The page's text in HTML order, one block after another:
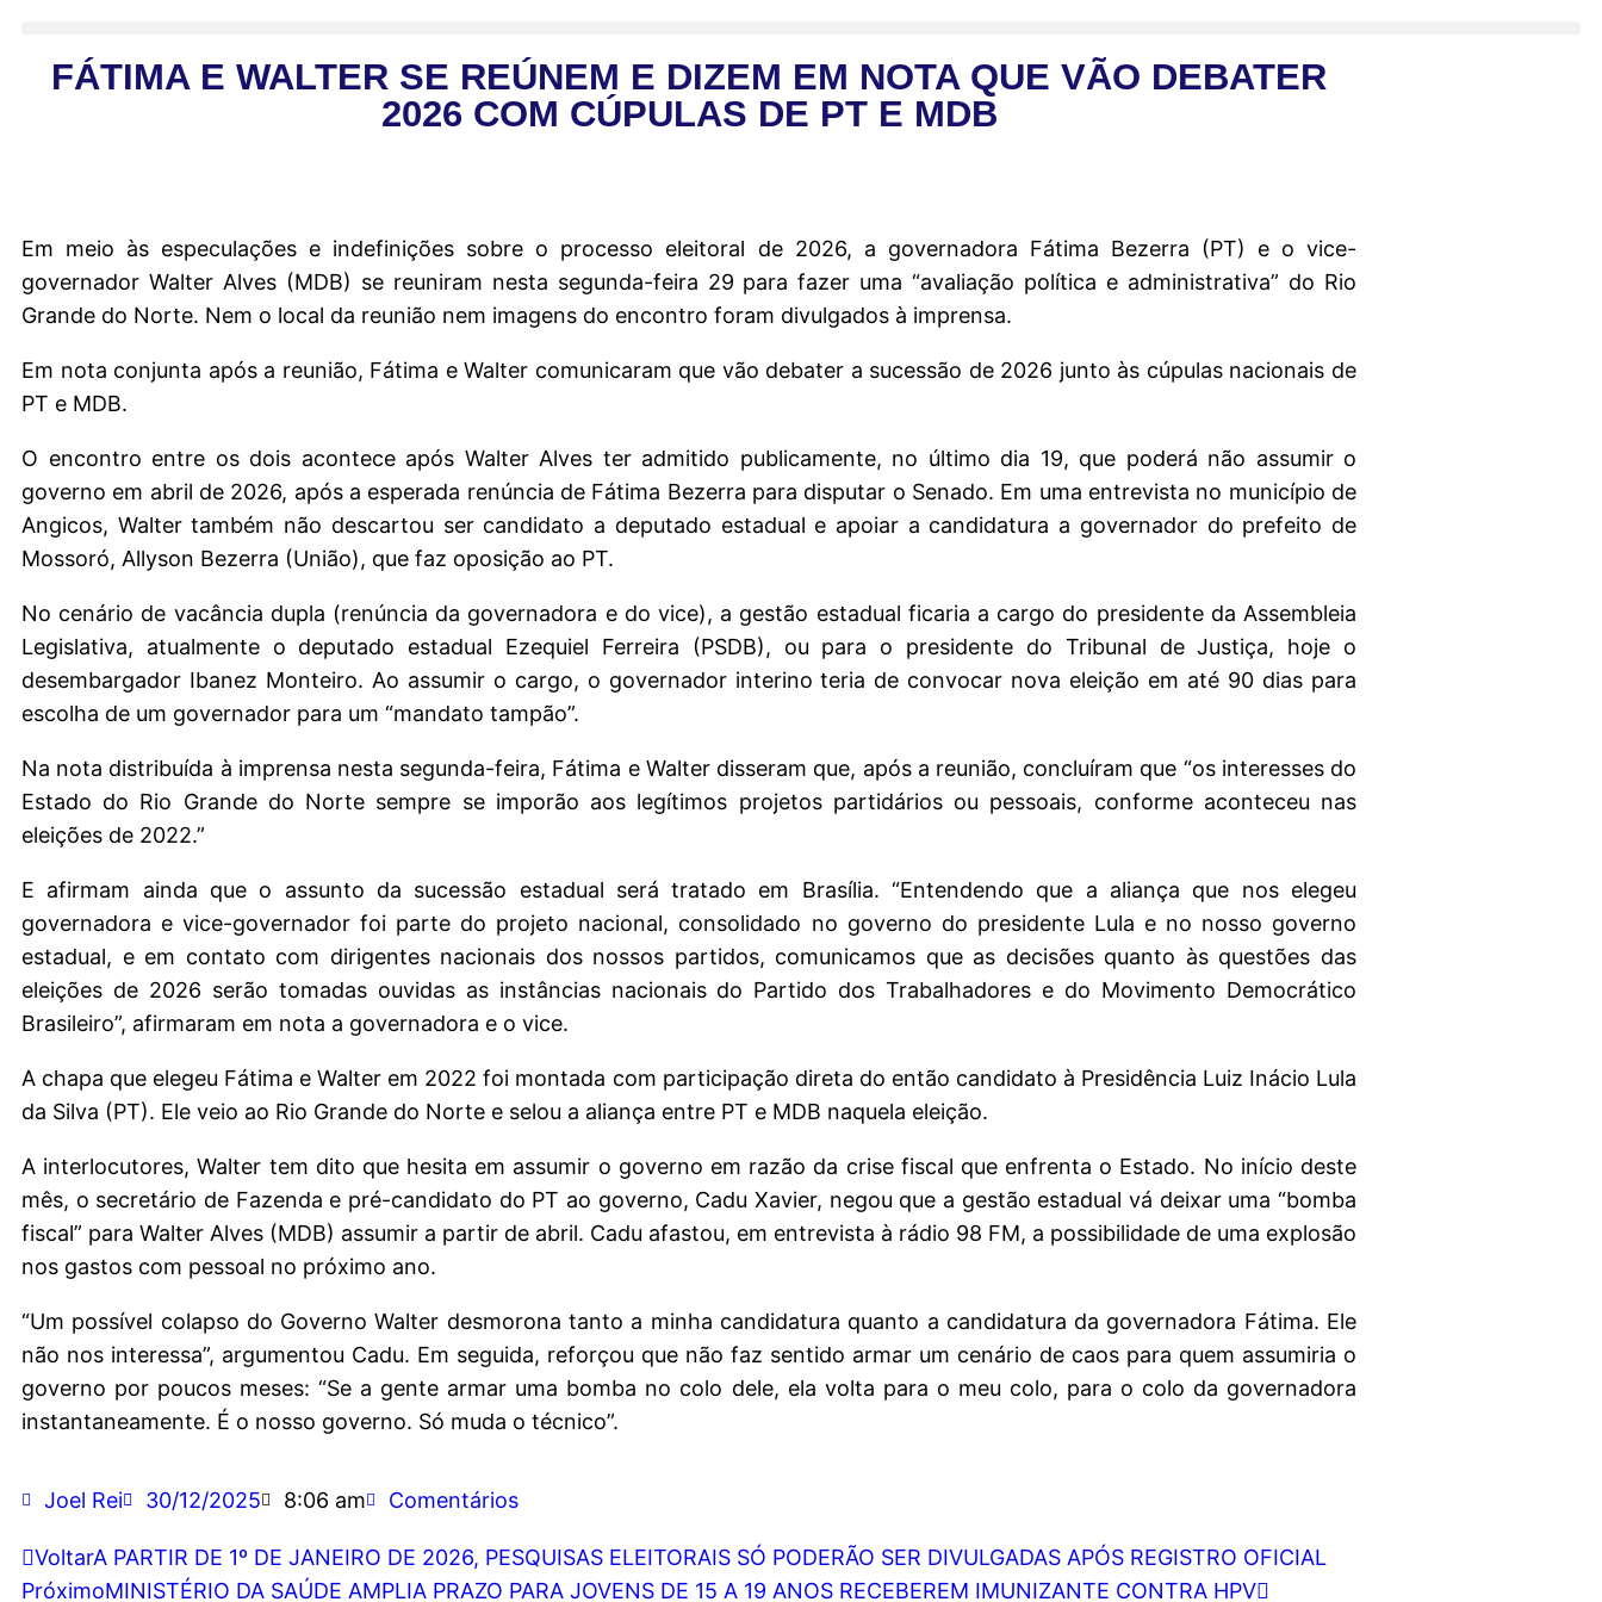
FÁTIMA E WALTER SE REÚNEM E DIZEM EM NOTA QUE VÃO DEBATER
2026 COM CÚPULAS DE PT E MDB
Em meio às especulações e indefinições sobre o processo eleitoral de 2026, a governadora Fátima Bezerra (PT) e o vice-
governador Walter Alves (MDB) se reuniram nesta segunda-feira 29 para fazer uma “avaliação política e administrativa” do Rio
Grande do Norte. Nem o local da reunião nem imagens do encontro foram divulgados à imprensa.
Em nota conjunta após a reunião, Fátima e Walter comunicaram que vão debater a sucessão de 2026 junto às cúpulas nacionais de
PT e MDB.
O encontro entre os dois acontece após Walter Alves ter admitido publicamente, no último dia 19, que poderá não assumir o
governo em abril de 2026, após a esperada renúncia de Fátima Bezerra para disputar o Senado. Em uma entrevista no município de
Angicos, Walter também não descartou ser candidato a deputado estadual e apoiar a candidatura a governador do prefeito de
Mossoró, Allyson Bezerra (União), que faz oposição ao PT.
No cenário de vacância dupla (renúncia da governadora e do vice), a gestão estadual ficaria a cargo do presidente da Assembleia
Legislativa, atualmente o deputado estadual Ezequiel Ferreira (PSDB), ou para o presidente do Tribunal de Justiça, hoje o
desembargador Ibanez Monteiro. Ao assumir o cargo, o governador interino teria de convocar nova eleição em até 90 dias para
escolha de um governador para um “mandato tampão”.
Na nota distribuída à imprensa nesta segunda-feira, Fátima e Walter disseram que, após a reunião, concluíram que “os interesses do
Estado do Rio Grande do Norte sempre se imporão aos legítimos projetos partidários ou pessoais, conforme aconteceu nas
eleições de 2022.”
E afirmam ainda que o assunto da sucessão estadual será tratado em Brasília. “Entendendo que a aliança que nos elegeu
governadora e vice-governador foi parte do projeto nacional, consolidado no governo do presidente Lula e no nosso governo
estadual, e em contato com dirigentes nacionais dos nossos partidos, comunicamos que as decisões quanto às questões das
eleições de 2026 serão tomadas ouvidas as instâncias nacionais do Partido dos Trabalhadores e do Movimento Democrático
Brasileiro”, afirmaram em nota a governadora e o vice.
A chapa que elegeu Fátima e Walter em 2022 foi montada com participação direta do então candidato à Presidência Luiz Inácio Lula
da Silva (PT). Ele veio ao Rio Grande do Norte e selou a aliança entre PT e MDB naquela eleição.
A interlocutores, Walter tem dito que hesita em assumir o governo em razão da crise fiscal que enfrenta o Estado. No início deste
mês, o secretário de Fazenda e pré-candidato do PT ao governo, Cadu Xavier, negou que a gestão estadual vá deixar uma “bomba
fiscal” para Walter Alves (MDB) assumir a partir de abril. Cadu afastou, em entrevista à rádio 98 FM, a possibilidade de uma explosão
nos gastos com pessoal no próximo ano.
“Um possível colapso do Governo Walter desmorona tanto a minha candidatura quanto a candidatura da governadora Fátima. Ele
não nos interessa”, argumentou Cadu. Em seguida, reforçou que não faz sentido armar um cenário de caos para quem assumiria o
governo por poucos meses: “Se a gente armar uma bomba no colo dele, ela volta para o meu colo, para o colo da governadora
instantaneamente. É o nosso governo. Só muda o técnico”.
Joel Rei 30/12/2025 8:06 am Comentários
VoltarA PARTIR DE 1º DE JANEIRO DE 2026, PESQUISAS ELEITORAIS SÓ PODERÃO SER DIVULGADAS APÓS REGISTRO OFICIAL
PróximoMINISTÉRIO DA SAÚDE AMPLIA PRAZO PARA JOVENS DE 15 A 19 ANOS RECEBEREM IMUNIZANTE CONTRA HPV